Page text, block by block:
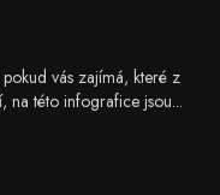
vás zajímá, které z
na této infografice jsou...